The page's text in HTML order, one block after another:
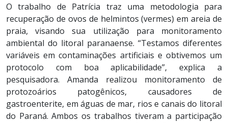
O trabalho de Patrícia traz uma metodologia para
recuperação de ovos de helmintos (vermes) em areia de
praia, visando sua utilização para monitoramento
ambiental do litoral paranaense. “Testamos diferentes
variáveis em contaminações artificiais e obtivemos um
protocolo com boa aplicabilidade”, explica a
pesquisadora. Amanda realizou monitoramento de
protozoários patogênicos, causadores de
gastroenterite, em águas de mar, rios e canais do litoral
do Paraná. Ambos os trabalhos tiveram a participação